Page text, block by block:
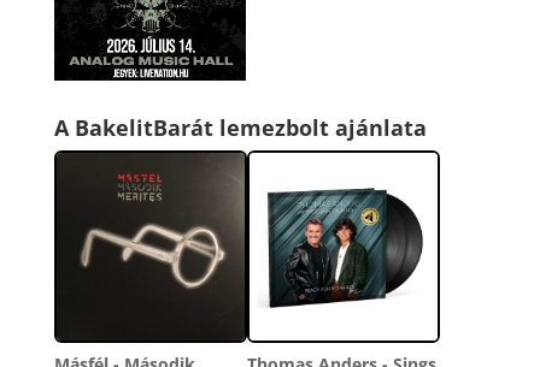
A BakelitBarát lemezbolt ajánlata